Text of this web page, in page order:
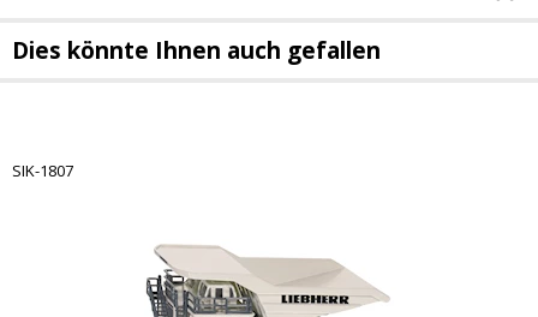
Dies könnte Ihnen auch gefallen
SIK-1807